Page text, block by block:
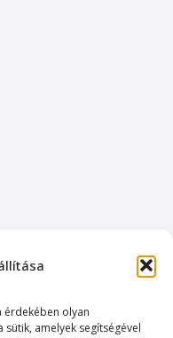
érdekében olyan
amelyek segítségével